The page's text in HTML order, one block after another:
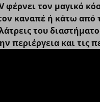
φέρνει τον μαγικό
καναπέ ή κάτω από
του
περιέργεια και τις